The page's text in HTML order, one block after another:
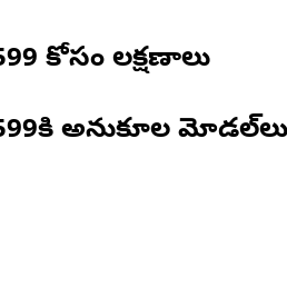
కోసం లక్షణాలు
కి అనుకూల మోడల్‌లు